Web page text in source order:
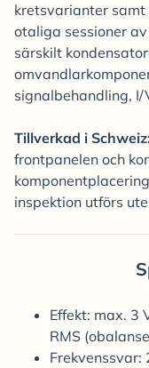
kretsvarianter
otaliga sessioner
särskilt
signalbehandling,
Tillverkad i Schweiz:
frontpanelen och
inspektion utförs
Effekt: max. 3
RMS
Frekvenssvar: